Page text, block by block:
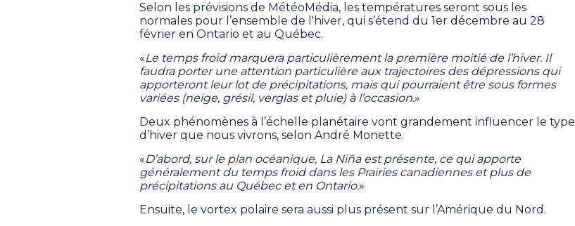
Selon les prévisions de MétéoMédia, les températures seront sous les
normales pour l’ensemble de l'hiver, qui s’étend du 1er décembre au 28
février en Ontario et au Québec.
«Le temps froid marquera particulièrement la première moitié de l’hiver. Il
faudra porter une attention particulière aux trajectoires des dépressions qui
apporteront leur lot de précipitations, mais qui pourraient être sous formes
variées (neige, grésil, verglas et pluie) à l’occasion.»
Deux phénomènes à l’échelle planétaire vont grandement influencer le type
d’hiver que nous vivrons, selon André Monette.
«D’abord, sur le plan océanique, La Niña est présente, ce qui apporte
généralement du temps froid dans les Prairies canadiennes et plus de
précipitations au Québec et en Ontario.»
Ensuite, le vortex polaire sera aussi plus présent sur l’Amérique du Nord.